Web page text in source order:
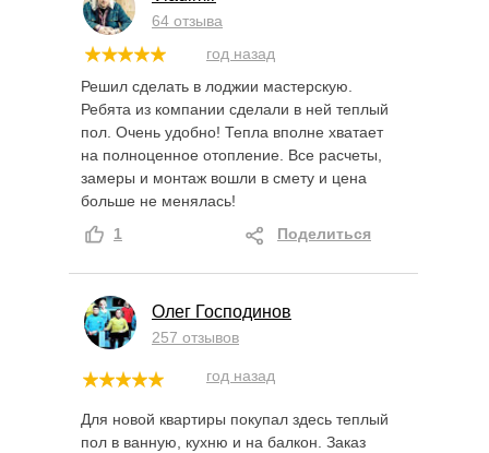
год назад
64 отзыва
Решил сделать в лоджии мастерскую.
Ребята из компании сделали в ней теплый
пол. Очень удобно! Тепла вполне хватает
на полноценное отопление. Все расчеты,
замеры и монтаж вошли в смету и цена
больше не менялась!
1
Поделиться
год назад
Олег Господинов
257 отзывов
Для новой квартиры покупал здесь теплый
пол в ванную, кухню и на балкон. Заказ